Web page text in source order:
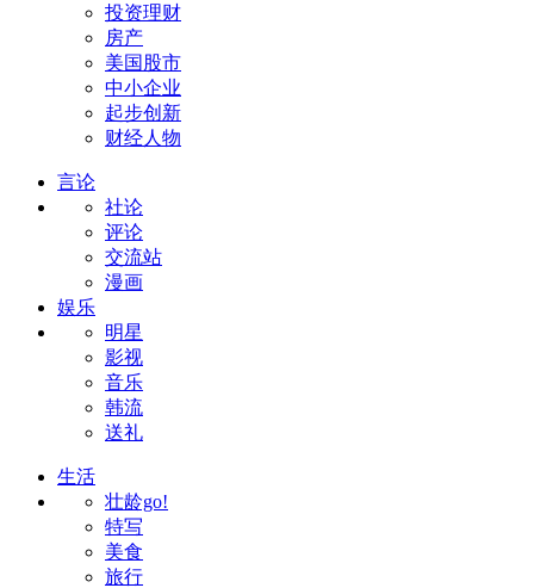
投资理财
房产
美国股市
中小企业
起步创新
财经人物
言论
社论
评论
交流站
漫画
娱乐
明星
影视
音乐
韩流
送礼
生活
壮龄go!
特写
美食
旅行